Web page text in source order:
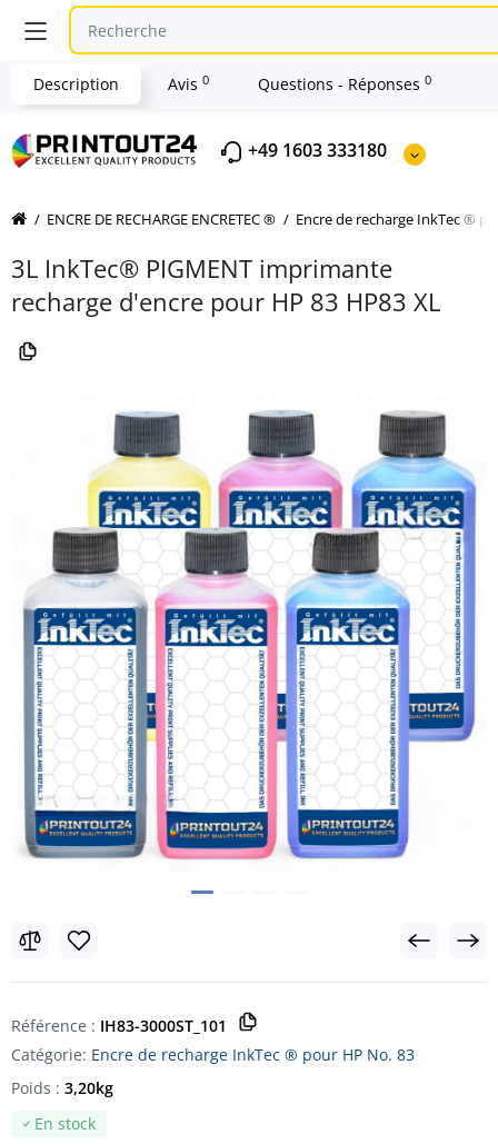
+49 1603 333180
ENCRE DE RECHARGE ENCRETEC ® Encre de recharge InkTec ®
3L InkTec® PIGMENT imprimante
recharge d'encre pour HP 83 HP83 XL
Référence : IH83-3000ST_101
Catégorie: Encre de recharge InkTec ® pour HP No. 83
En stock
Poids : 3,20kg
Description Avis 0 Questions - Réponses 0